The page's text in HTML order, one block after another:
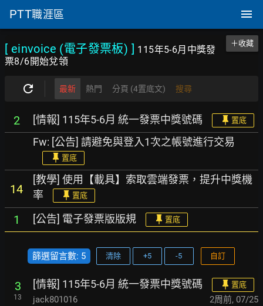
PTT職涯區
[ einvoice (電子發票板) ] 115年5-6月中獎發
票8/6開始兌領
＋收藏
最新 熱門 分頁 (4置底文) 搜尋
2 [情報] 115年5-6月 統一發票中獎號碼 置底
Fw: [公告] 請避免與登入1次之帳號進行交易
置底
14
[教學] 使用【載具】索取雲端發票，提升中獎機
率
置底
1 [公告] 電子發票版版規 置底
篩選留言數: 5 清除 +5 -5 自訂
3
13
[情報] 115年5-6月 統一發票中獎號碼 置底
jack801016 2周前, 07/25